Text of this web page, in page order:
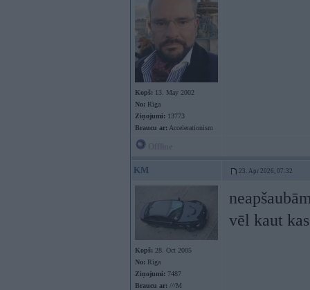
Kopš: 13. May 2002
No: Rīga
Ziņojumi: 13773
Braucu ar: Accelerationism
KM 23. Apr 2026, 07:32
Kopš: 28. Oct 2005
No: Rīga
Ziņojumi: 7487
Braucu ar: ///M
vēl kaut